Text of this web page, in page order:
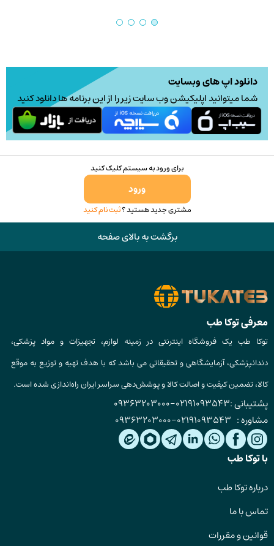
دانلود اپ های وبسایت
شما میتوانید اپلیکیشن وب سایت زیر را از این برنامه ها دانلود کنید
برای ورود به سیستم کلیک کنید
ورود
مشتری جدید هستید ؟ثبت نام کنید
برگشت به بالای صفحه
معرفی توکا طب
توکا طب یک فروشگاه اینترنتی در زمینه لوازم، تجهیزات و مواد پزشکی،
دندانپزشکی، آزمایشگاهی و تحقیقاتی می باشد که با هدف تهیه و توزیع به موقع
کالا، تضمین کیفیت و اصالت کالا و پوشش‌دهی سراسر ایران راه‌اندازی شده است.
پشتیبانی :02191093543
-
09363203000
مشاوره : 02191093543
-
09363203000
با توکا طب
درباره توکا طب
تماس با ما
قوانین و مقررات